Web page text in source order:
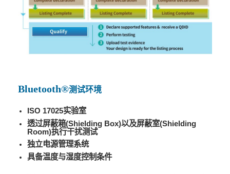
Bluetooth®测试环境
ISO 17025实验室
透过屏蔽箱(Shielding Box)以及屏蔽室(Shielding
Room)执行干扰测试
独立电源管理系统
具备温度与湿度控制条件